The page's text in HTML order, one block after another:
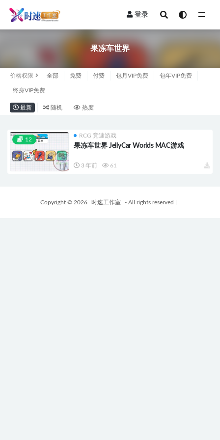
登录
果冻车世界
价格权限 全部 免费 付费 包月VIP免费 包年VIP免费
终身VIP免费
最新 随机 热度
12
RCG 竞速游戏
果冻车世界 JellyCar Worlds MAC游戏
3 年前 61
Copyright © 2026 时速工作室 - All rights reserved